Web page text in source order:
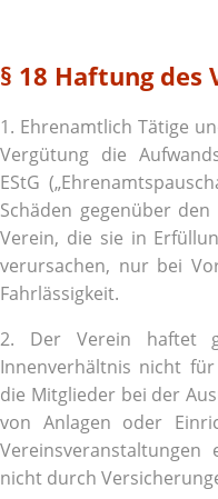
§ 18 Haftung des
1. Ehrenamtlich Tätige
Vergütung die
EStG
Schäden gegenüber
Verein, die sie in
verursachen, nur bei
Fahrlässigkeit.
2. Der Verein haftet
Innenverhältnis nicht
die Mitglieder bei der
von Anlagen oder
Vereinsveranstaltungen
nicht durch